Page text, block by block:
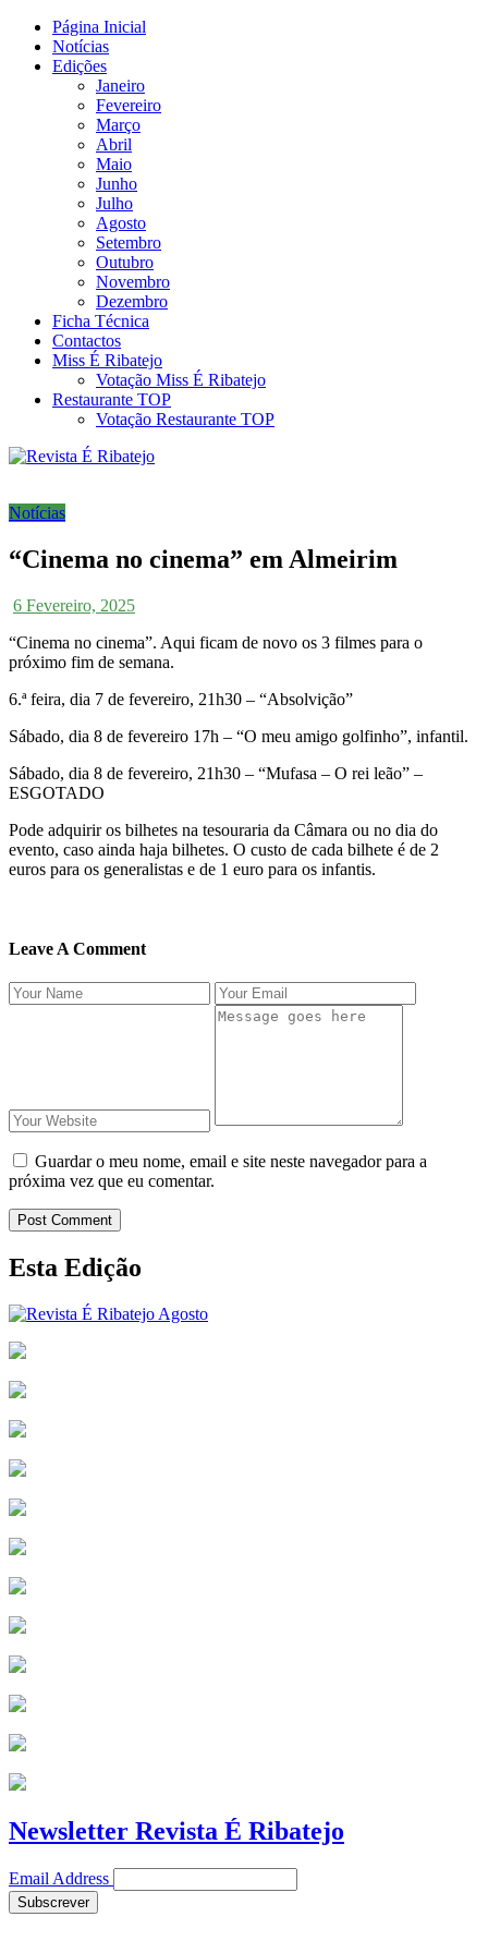
Skip
content
É Ribatejo – Revista Social
Online
Revista Social Online
Página Inicial
Notícias
Edições
Janeiro
Fevereiro
Março
Abril
Maio
Junho
Julho
Agosto
Setembro
Outubro
Novembro
Dezembro
Ficha Técnica
Contactos
Miss É Ribatejo
Votação Miss É Ribatejo
Restaurante TOP
Votação Restaurante TOP
Notícias
“Cinema no cinema” em Almeirim
6 Fevereiro, 2025
“Cinema no cinema”. Aqui ficam de novo os 3 filmes para o
próximo fim de semana.
6.ª feira, dia 7 de fevereiro, 21h30 – “Absolvição”
Sábado, dia 8 de fevereiro 17h – “O meu amigo golfinho”, infantil.
Sábado, dia 8 de fevereiro, 21h30 – “Mufasa – O rei leão” –
ESGOTADO
Pode adquirir os bilhetes na tesouraria da Câmara ou no dia do
evento, caso ainda haja bilhetes. O custo de cada bilhete é de 2
euros para os generalistas e de 1 euro para os infantis.
Leave A Comment
Guardar o meu nome, email e site neste navegador para a
próxima vez que eu comentar.
Post Comment
Esta Edição
Newsletter Revista É Ribatejo
Email Address